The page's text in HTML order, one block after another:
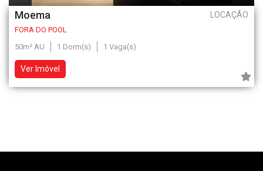
Moema LOCAÇÃO
FORA DO POOL
50m² AU
1 Dorm(s) 1 Vaga(s)
Ver Imóvel